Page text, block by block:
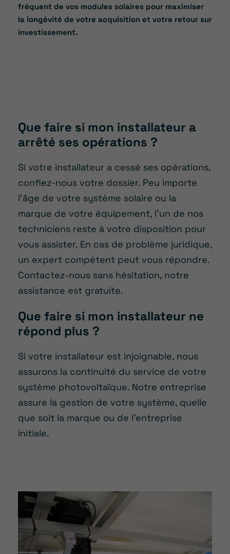
fréquent de vos modules solaires pour maximiser
la longévité de votre acquisition et votre retour sur
investissement.
Que faire si mon installateur a
arrêté ses opérations ?
Si votre installateur a cessé ses opérations,
confiez-nous votre dossier. Peu importe
l’âge de votre système solaire ou la
marque de votre équipement, l’un de nos
techniciens reste à votre disposition pour
vous assister. En cas de problème juridique,
un expert compétent peut vous répondre.
Contactez-nous sans hésitation, notre
assistance est gratuite.
Que faire si mon installateur ne
répond plus ?
Si votre installateur est injoignable, nous
assurons la continuité du service de votre
système photovoltaïque. Notre entreprise
assure la gestion de votre système, quelle
que soit la marque ou de l’entreprise
initiale.